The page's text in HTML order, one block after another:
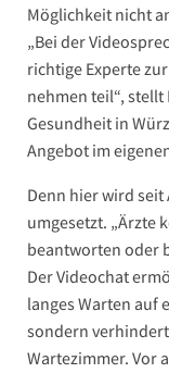
Möglichkeit nicht
„Bei der
richtige Experte
nehmen teil“, stellt
Gesundheit in
Angebot im
Denn hier wird seit
umgesetzt. „Ärzte
beantworten oder
Der Videochat
langes Warten auf
sondern
Wartezimmer. Vor